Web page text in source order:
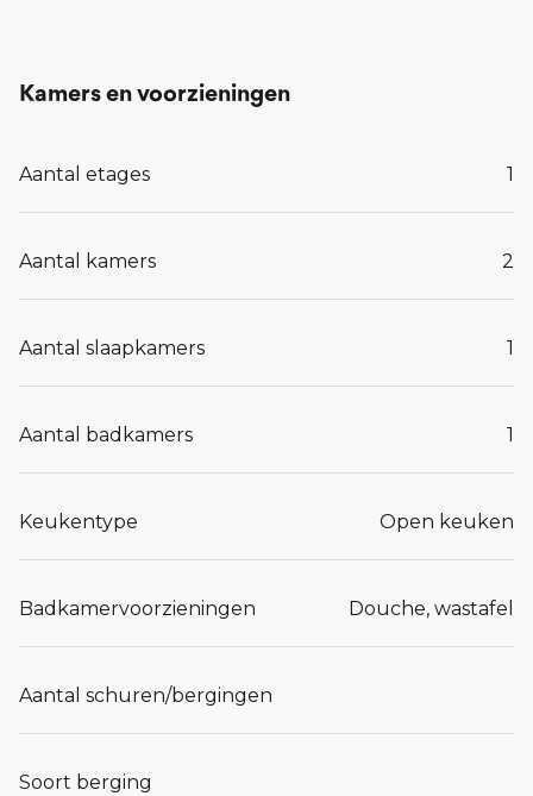
Kamers en voorzieningen
Aantal etages 1
Aantal kamers 2
Aantal slaapkamers 1
Aantal badkamers 1
Keukentype Open keuken
Badkamervoorzieningen Douche, wastafel
Aantal schuren/bergingen
Soort berging